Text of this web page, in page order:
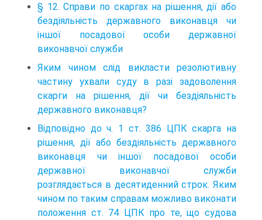
§ 12. Справи по скаргах на рішення, дії або
бездіяльність державного виконавця чи
іншої посадової особи державної
виконавчої служби
Яким чином слід викласти резолютивну
частину ухвали суду в разі задоволення
скарги на рішення, дії чи бездіяльність
державного виконавця?
Відповідно до ч. 1 ст. 386 ЦПК скарга на
рішення, дії або бездіяльність державного
виконавця чи іншої посадової особи
державної виконавчої служби
розглядається в десятиденний строк. Яким
чином по таким справам можливо виконати
положення ст. 74 ЦПК про те, що судова